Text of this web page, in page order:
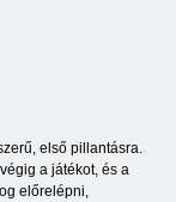
első pillantásra.
a játékot, és a
előrelépni,